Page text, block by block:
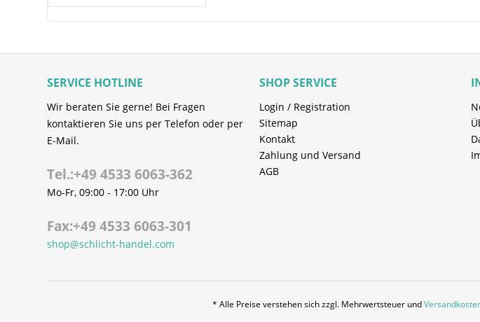
SERVICE HOTLINE
Wir beraten Sie gerne! Bei Fragen
kontaktieren Sie uns per Telefon oder per
E-Mail.
Tel.:+49 4533 6063-362
Mo-Fr, 09:00 - 17:00 Uhr
Fax:+49 4533 6063-301
shop@schlicht-handel.com
SHOP SERVICE
Login / Registration
Sitemap
Kontakt
Zahlung und Versand
AGB
* Alle Preise verstehen sich zzgl. Mehrwertsteuer und